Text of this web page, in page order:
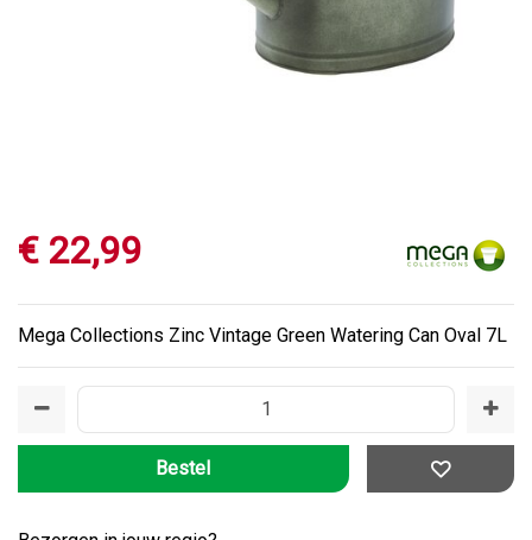
€ 22,99
Mega Collections Zinc Vintage Green Watering Can Oval 7L